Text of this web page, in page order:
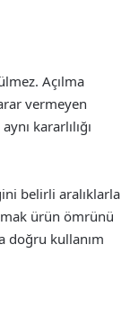
Açılma
vermeyen
kararlılığı
belirli aralıklarla
ürün ömrünü
doğru kullanım